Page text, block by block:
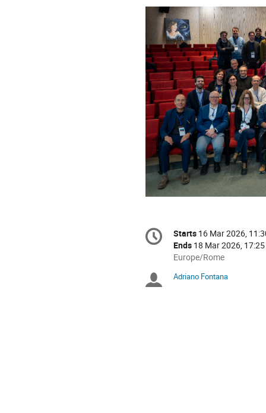
Conference
information
Date/Time
Starts 16 Mar 2026,
Ends 18 Mar 2026, 17:25
All
are
Europe/Rome
Chairpersons
Adriano Fontana